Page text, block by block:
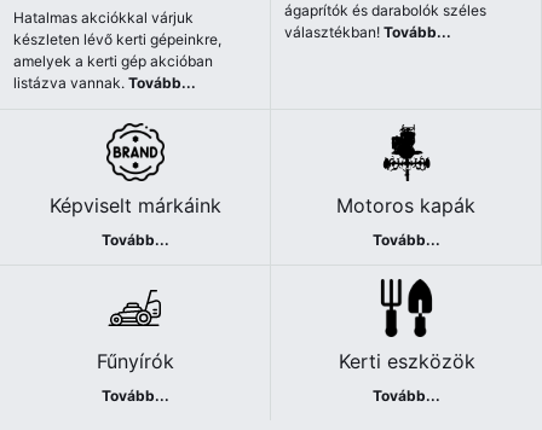
Hatalmas akciókkal várjuk
készleten lévő kerti gépeinkre,
amelyek a kerti gép akcióban
listázva vannak.Tovább...
ágaprítók és darabolók széles
választékban!Tovább...
Képviselt márkáink
Tovább...
Motoros kapák
Tovább...
Fűnyírók
Tovább...
Kerti eszközök
Tovább...